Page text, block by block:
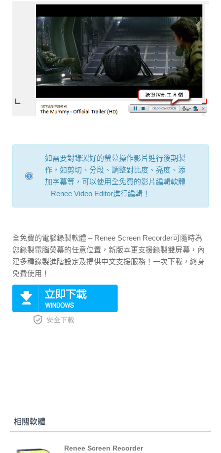
如需要對錄製好的螢幕操作影片進行後期製
作，如剪切、分段、調整對比度、亮度、添
加字幕等，可以使用全免費的影片編輯軟體
– Renee Video Editor進行編輯！
全免費的電腦錄製軟體 – Renee Screen Recorder可隨時為
您錄製電腦熒幕的任意位置，新版本更支援錄製雙屏幕，內
建多種錄製進階設定及提供中文支援服務！一次下載，終身
免費使用！
相關軟體
Renee Screen Recorder